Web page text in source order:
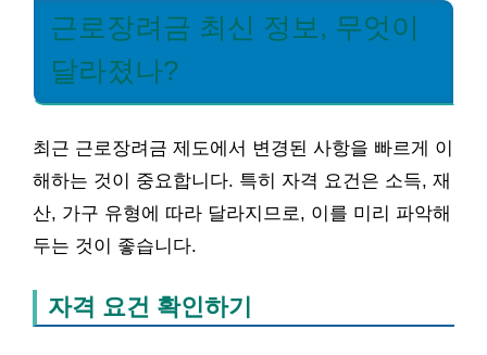
근로장려금 최신 정보, 무엇이
달라졌나?
최근 근로장려금 제도에서 변경된 사항을 빠르게 이
해하는 것이 중요합니다. 특히 자격 요건은 소득, 재
산, 가구 유형에 따라 달라지므로, 이를 미리 파악해
두는 것이 좋습니다.
자격 요건 확인하기